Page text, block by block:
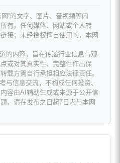
”的文字、图片、音视频等内
有。任何媒体、网站或个人转
接；未经授权擅自使用的，本网
的内容，旨在传递行业信息与观
或对其真实性、完整性作出保
载方需自行承担相应法律责任。
与信息交流，不构成任何投资、
容由AI辅助生成或来源于公开信
，请在发布之日起7日内与本网